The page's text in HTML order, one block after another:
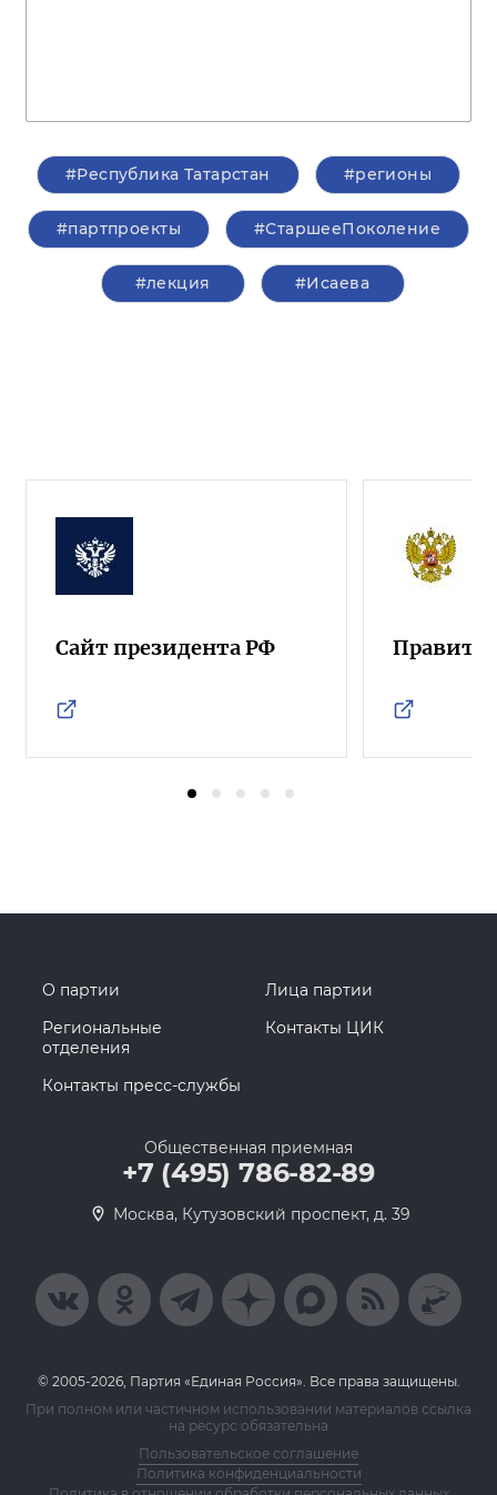
#Республика Татарстан #регионы
#партпроекты #СтаршееПоколение
#лекция #Исаева
Сайт президента РФ
О партии
Лица партии
Региональные
отделения
Контакты ЦИК
Контакты пресс-службы
Общественная приемная
+7 (495) 786-82-89
Москва, Кутузовский проспект, д. 39
© 2005-2026, Партия «Единая Россия». Все права защищены.
При полном или частичном использовании материалов ссылка
на ресурс обязательна
Пользовательское соглашение
Политика конфиденциальности